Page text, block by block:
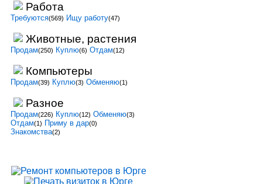
Работа
Требуются(569) Ищу работу(47)
Животные, растения
Продам(250) Куплю(6) Отдам(12)
Компьютеры
Продам(39) Куплю(3) Обменяю(1)
Разное
Продам(226) Куплю(12) Обменяю(3)
Отдам(1) Приму в дар(0)
Знакомства(2)